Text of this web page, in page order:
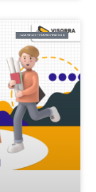
JASA VIDEO COMPANY PROFILE